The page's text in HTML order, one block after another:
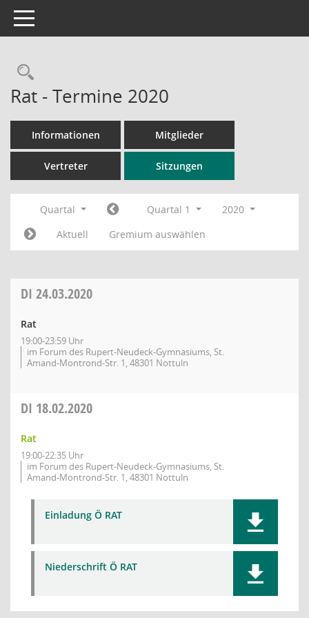
Toggle navigation
Rechercheauswahl
Rat - Termine 2020
Informationen Mitglieder
Vertreter Sitzungen
Quartal Quartal 1
2020
Aktuell
Gremium auswählen
DI 24.03.2020
Rat
19:00-23:59 Uhr
im Forum des Rupert-Neudeck-Gymnasiums, St.
Amand-Montrond-Str. 1, 48301 Nottuln
DI 18.02.2020
Rat
19:00-22:35 Uhr
im Forum des Rupert-Neudeck-Gymnasiums, St.
Amand-Montrond-Str. 1, 48301 Nottuln
Einladung Ö RAT
Niederschrift Ö RAT